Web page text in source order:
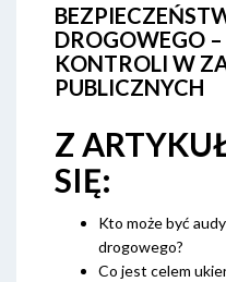
DROGOWEGO
KONTROLI W
PUBLICZNYCH
Z
SIĘ:
Kto może być
drogowego?
Co jest celem